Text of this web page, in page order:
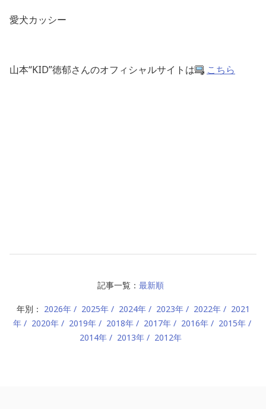
愛犬カッシー
山本“KID”徳郁さんのオフィシャルサイトは こちら
記事一覧： 最新順
年別： 2026年 2025年 2024年 2023年 2022年
2021
年
2020年 2019年 2018年 2017年 2016年
2015年
2014年
2013年 2012年